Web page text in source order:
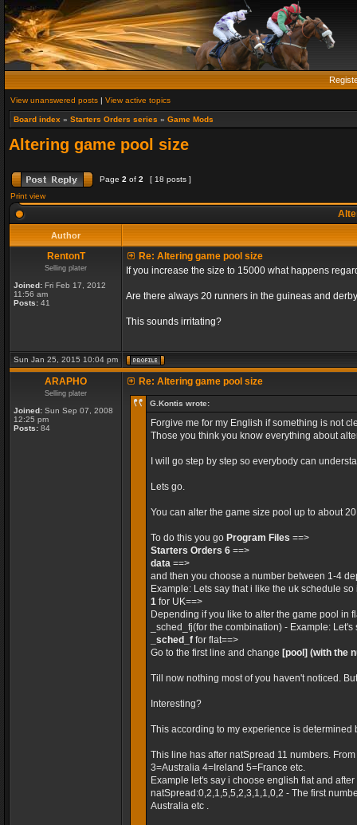
View unanswered posts | View active topics
Board index » Starters Orders series » Game Mods
Altering game pool size
Page 2 of 2
[ 18 posts ]
Print view
Author
RentonT
Selling plater
Joined: Fri Feb 17, 2012
11:56 am
Posts: 41
Re: Altering game pool size
If you increase the size to 15000 what happens
Are there always 20 runners in the guineas and
This sounds irritating?
Sun Jan 25, 2015 10:04 pm
ARAPHO
Selling plater
Joined: Sun Sep 07, 2008
12:25 pm
Posts: 84
Re: Altering game pool size
G.Kontis wrote:
Forgive me for my English if something is not
Those you think you know everything about
I will go step by step so everybody can
Lets go.
You can alter the game size pool up to about
To do this you go Program Files ==>
Starters Orders 6 ==>
data ==>
and then you choose a number between 1-4
Example: Lets say that i like the uk schedule so
1 for UK==>
Depending if you like to alter the game pool in
_sched_fj(for the combination) - Example:
_sched_f for flat==>
Go to the first line and change [pool] (with the
Till now nothing most of you haven't noticed.
Interesting?
This according to my experience is
This line has after natSpread 11 numbers.
3=Australia 4=Ireland 5=France etc.
Example let's say i choose english flat and
natSpread:0,2,1,5,5,2,3,1,1,0,2 - The first
Australia etc .